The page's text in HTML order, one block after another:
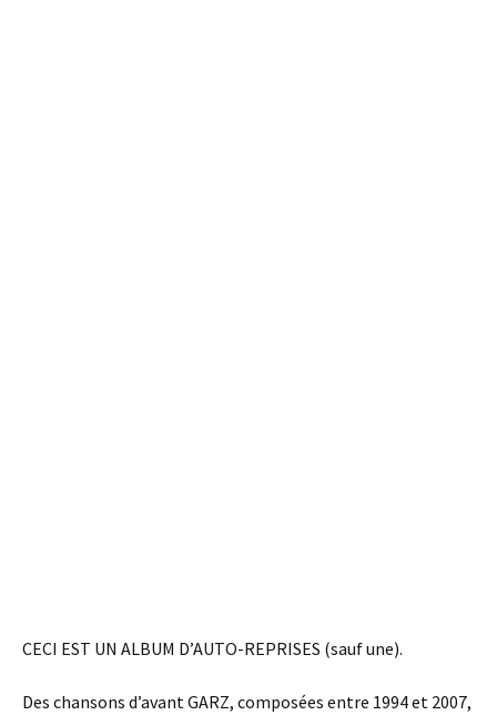
CECI EST UN ALBUM D’AUTO-REPRISES (sauf une).
Des chansons d’avant GARZ, composées entre 1994 et 2007,